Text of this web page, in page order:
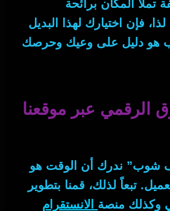
تملأ المكان برائحة
لذا ، فإن اختيارك لهذا البديل
دليل على وعيك وحرصك
الرقمي عبر موقعنا
شوب” ندرك أن الوقت هو
تبعاً لذلك، قمنا بتطوير
وكذلك منصة الانستقرام